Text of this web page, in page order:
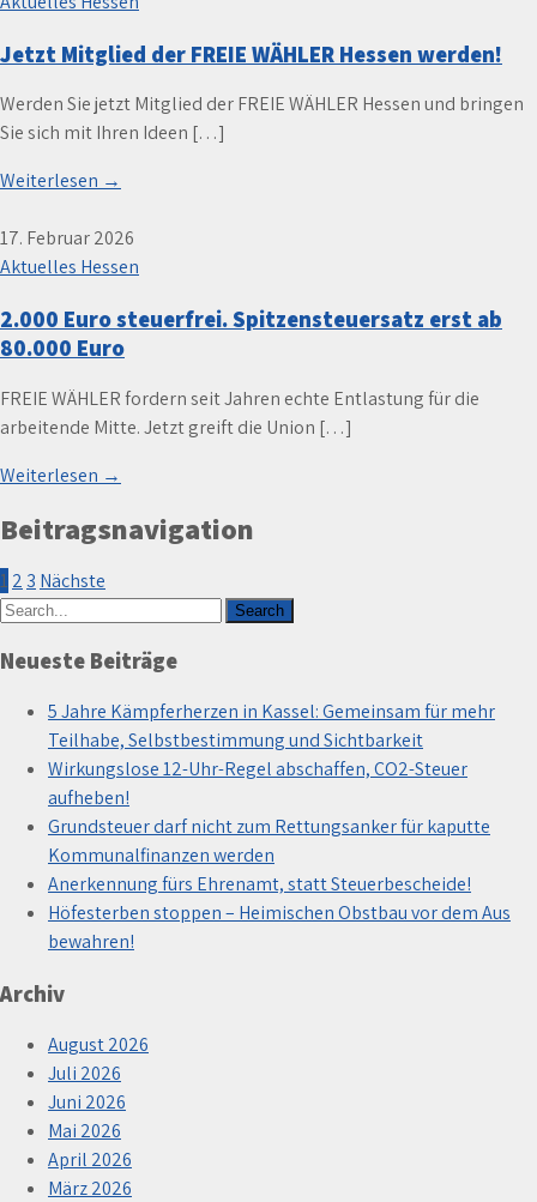
Jetzt Mitglied der FREIE WÄHLER Hessen werden!
Werden Sie jetzt Mitglied der FREIE WÄHLER Hessen und bringen
Sie sich mit Ihren Ideen […]
Weiterlesen →
17. Februar 2026
Aktuelles Hessen
2.000 Euro steuerfrei. Spitzensteuersatz erst ab
80.000 Euro
FREIE WÄHLER fordern seit Jahren echte Entlastung für die
arbeitende Mitte. Jetzt greift die Union […]
Weiterlesen →
Beitragsnavigation
1 2 3 Nächste
Neueste Beiträge
5 Jahre Kämpferherzen in Kassel: Gemeinsam für mehr
Teilhabe, Selbstbestimmung und Sichtbarkeit
Wirkungslose 12-Uhr-Regel abschaffen, CO2-Steuer
aufheben!
Grundsteuer darf nicht zum Rettungsanker für kaputte
Kommunalfinanzen werden
Anerkennung fürs Ehrenamt, statt Steuerbescheide!
Höfesterben stoppen – Heimischen Obstbau vor dem Aus
bewahren!
Archiv
August 2026
Juli 2026
Juni 2026
Mai 2026
April 2026
März 2026